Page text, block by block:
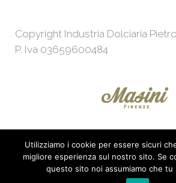
Copyright Industria Dolciaria Pietro
P. Iva 03659600484
Powered by
Utilizziamo i cookie per essere sicuri
migliore esperienza sul nostro sito. Se
questo sito noi assumiamo che tu